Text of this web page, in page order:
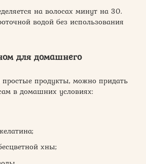
на волосах минут на 30.
водой без использования
для домашнего
продукты, можно придать
в домашних условиях:
хны;